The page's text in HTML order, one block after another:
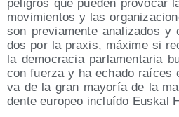
peli­gros que pue­den pro­vo­car
movi­mien­tos y las
son pre­via­men­te ana­li­za­dos y
dos por la pra­xis, máxi­me si
la demo­cra­cia par­la­men­ta­ria
con fuer­za y ha echa­do
va de la gran mayo­ría de la
den­te euro­peo incluí­do Eus­kal